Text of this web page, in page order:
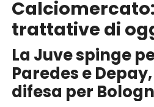
trattative di
La Juve spinge
Paredes e
difesa per